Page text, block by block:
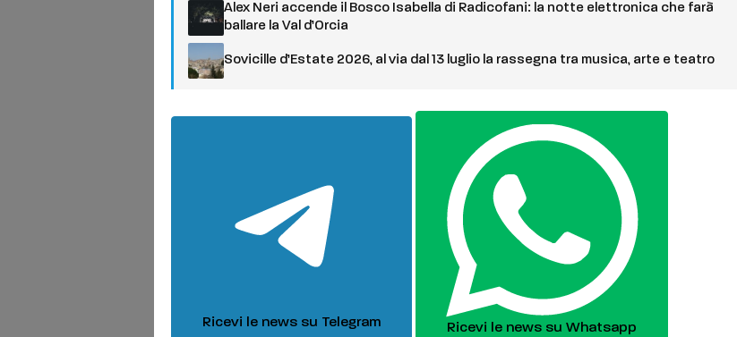
Alex Neri accende il Bosco Isabella di Radicofani: la notte elettronica che farà
ballare la Val d’Orcia
Sovicille d’Estate 2026, al via dal 13 luglio la rassegna tra musica, arte e teatro
Ricevi le news su Telegram Ricevi le news su Whatsapp